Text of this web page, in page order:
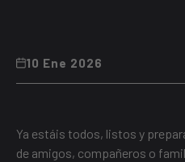
10 Ene 2026
Ya estáis todos, listos y
de amigos, compañeros o